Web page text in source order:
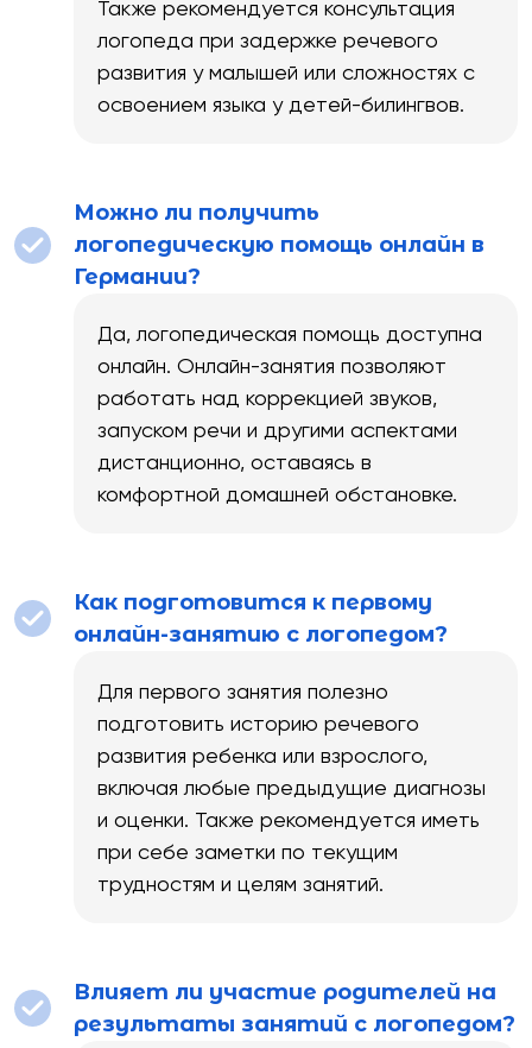
Также рекомендуется консультация
логопеда при задержке речевого
развития у малышей или сложностях с
освоением языка у детей-билингвов.
Можно ли получить
логопедическую помощь онлайн в
Германии?
Да, логопедическая помощь доступна
онлайн. Онлайн-занятия позволяют
работать над коррекцией звуков,
запуском речи и другими аспектами
дистанционно, оставаясь в
комфортной домашней обстановке.
Как подготовится к первому
онлайн-занятию с логопедом?
Для первого занятия полезно
подготовить историю речевого
развития ребенка или взрослого,
включая любые предыдущие диагнозы
и оценки. Также рекомендуется иметь
при себе заметки по текущим
трудностям и целям занятий.
Влияет ли участие родителей на
результаты занятий с логопедом?